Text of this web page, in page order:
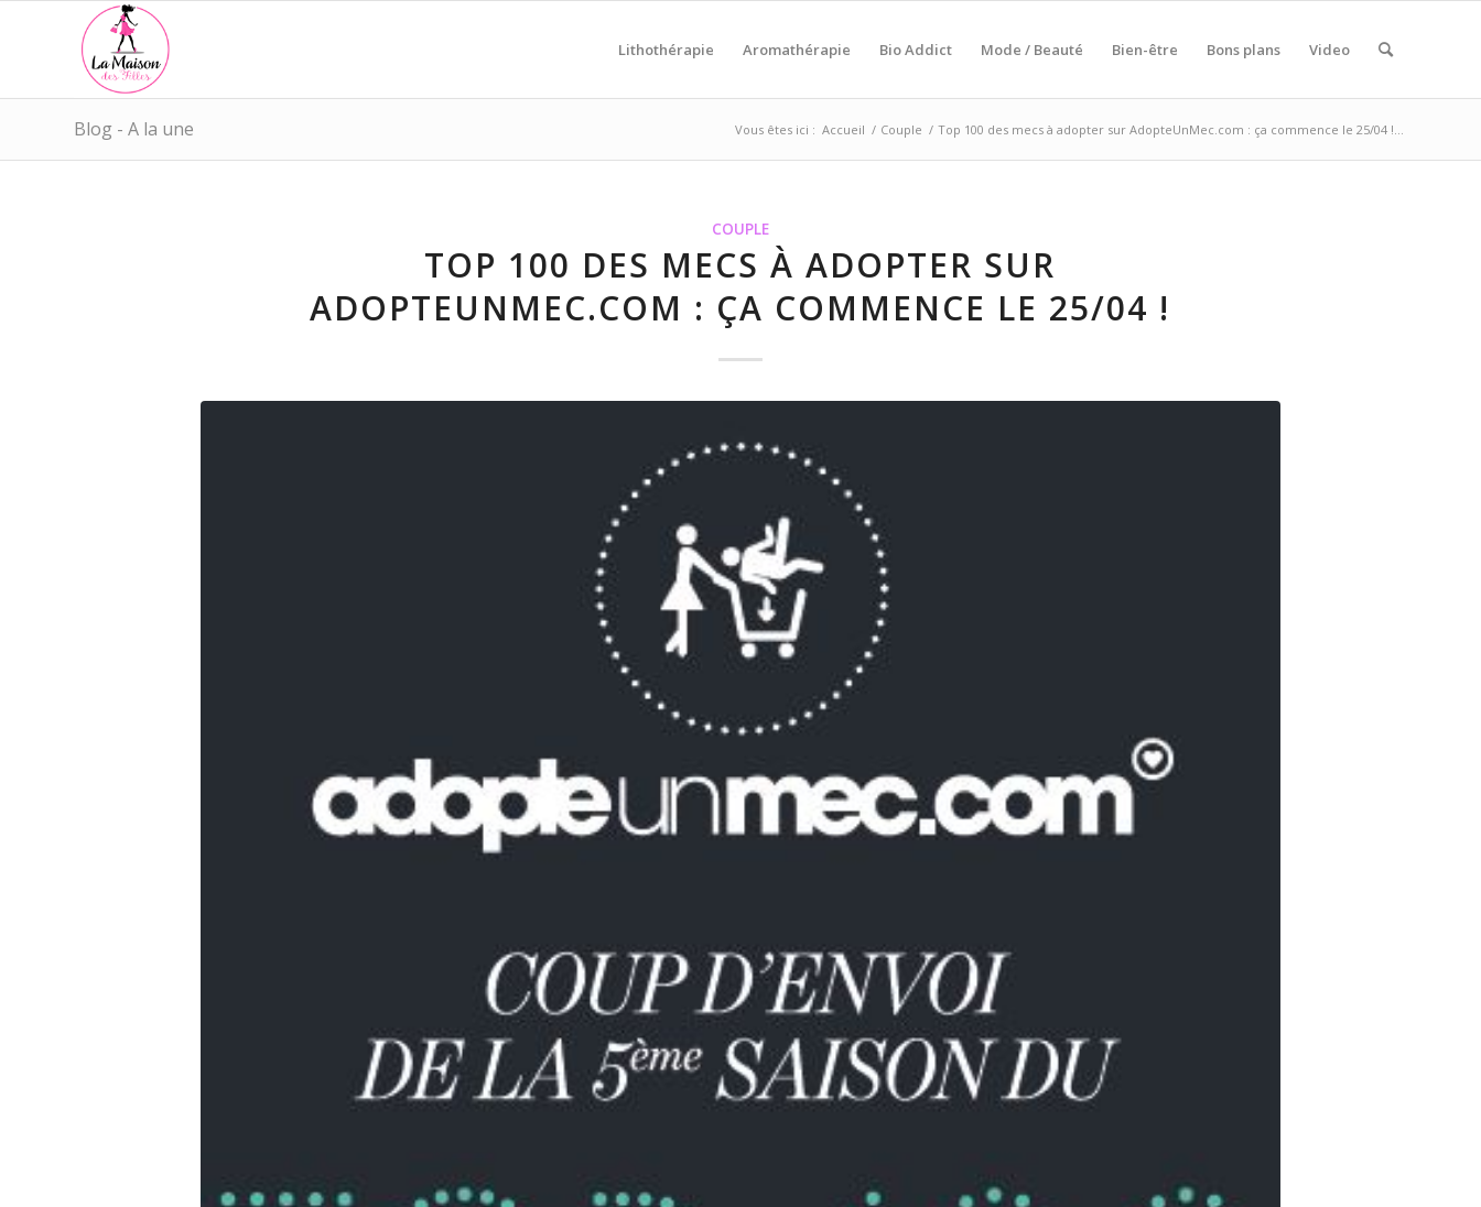
Lithothérapie Aromathérapie Bio Addict Mode / Beauté Bien-être Bons plans Video
Blog - A la une Vous êtes ici : Accueil / Couple / Top 100 des mecs à adopter sur AdopteUnMec.com : ça commence le 25/04 !...
COUPLE
TOP 100 DES MECS À ADOPTER SUR
ADOPTEUNMEC.COM : ÇA COMMENCE LE 25/04 !